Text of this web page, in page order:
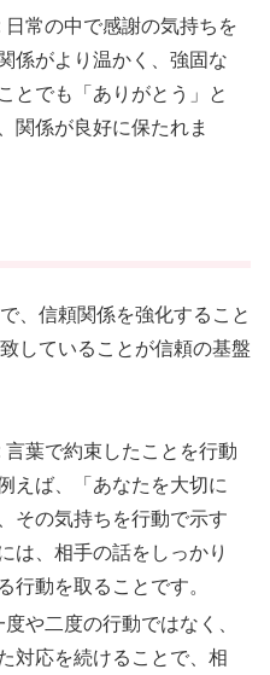
日常の中で感謝の気持ちを
係がより温かく、強固な
とでも「ありがとう」と
関係が良好に保たれま
、信頼関係を強化すること
していることが信頼の基盤
言葉で約束したことを行動
えば、「あなたを大切に
その気持ちを行動で示す
は、相手の話をしっかり
行動を取ることです。
度や二度の行動ではなく、
対応を続けることで、相